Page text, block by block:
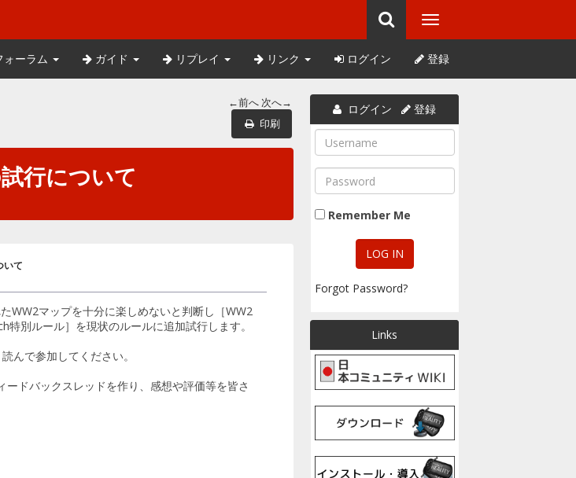
ーラム ガイド リプレイ リンク ログイン 登録
←前へ 次へ→
印刷
行について
いて
WW2マップを十分に楽しめないと判断し［WW2
別ルール］を現状のルールに追加試行します。
んで参加してください。
ドバックスレッドを作り、感想や評価等を皆さ
ログイン 登録
Remember Me
Forgot Password?
Links